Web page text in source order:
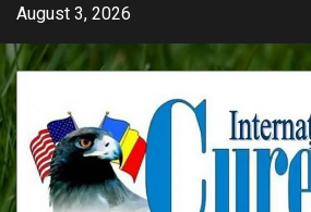
Skip
content
August 3, 2026